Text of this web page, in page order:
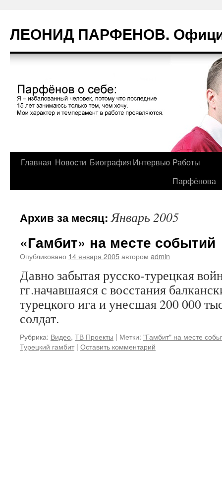
содержимому
ЛЕОНИД ПАРФЕНОВ.
Главная Новости Биография Интервью Работы
Парфёнова
Архив за месяц:Январь 2005
«Гамбит» на месте событий
Опубликовано 14 января 2005автором admin
Давно забытая русско-турецкая
гг.начавшаяся с восстания
турецкого ига и унесшая 200 000
солдат.
Рубрика: Видео, ТВ Проекты | Метки: "Гамбит" на месте
Турецкий гамбит | Оставить комментарий